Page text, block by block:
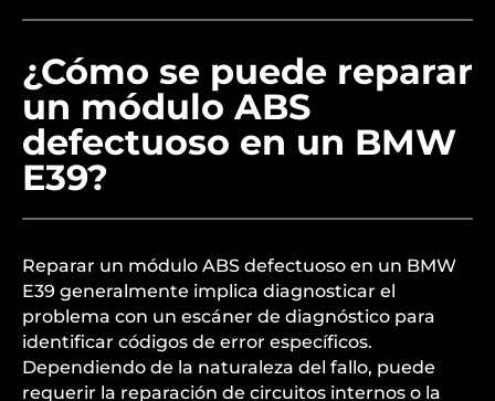
¿Cómo se puede reparar
un módulo ABS
defectuoso en un BMW
E39?
Reparar un módulo ABS defectuoso en un BMW
E39 generalmente implica diagnosticar el
problema con un escáner de diagnóstico para
identificar códigos de error específicos.
Dependiendo de la naturaleza del fallo, puede
requerir la reparación de circuitos internos o la